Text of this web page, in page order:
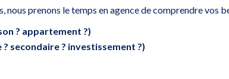
nous prenons le temps en agence de comprendre vos
? appartement ?)
secondaire ? investissement ?)